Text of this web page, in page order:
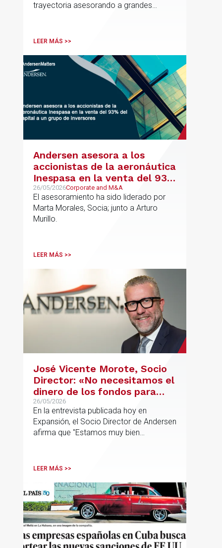
trayectoria asesorando a grandes
principalmente en los sectores
medioambiental
LEER MÁS >>
Andersen asesora a los
accionistas de la aeronáutica
Inespasa en la venta del 93%
del capital a un grupo de
inversores
26/05/2026Corporate and M&A
El asesoramiento ha sido liderado por
Marta Morales, Socia; junto a Arturo
Murillo.
LEER MÁS >>
José Vicente Morote, Socio
Director: «No necesitamos el
dinero de los fondos para
desarrollar nuestro
proyecto»
26/05/2026
En la entrevista publicada hoy en
Expansión, el Socio Director de Andersen
afirma que "Estamos muy bien
tenemos y ese es el modelo que vamos
LEER MÁS >>